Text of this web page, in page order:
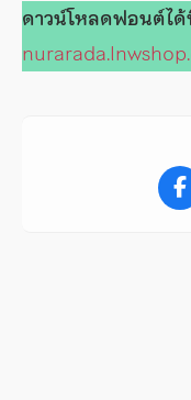
ดาวน์โหลดฟอนต์ไ